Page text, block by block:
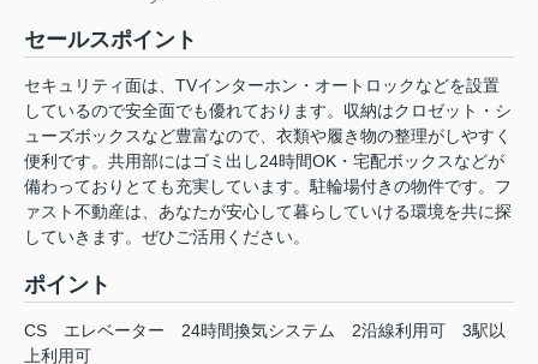
セールスポイント
セキュリティ面は、TVインターホン・オートロックなどを設置
しているので安全面でも優れております。収納はクロゼット・シ
ューズボックスなど豊富なので、衣類や履き物の整理がしやすく
便利です。共用部にはゴミ出し24時間OK・宅配ボックスなどが
備わっておりとても充実しています。駐輪場付きの物件です。フ
ァスト不動産は、あなたが安心して暮らしていける環境を共に探
していきます。ぜひご活用ください。
ポイント
CS エレベーター 24時間換気システム 2沿線利用可
3駅以
上利用可